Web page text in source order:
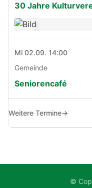
30 Jahre
Mi 02.09. 14:00
Gemeinde
Seniorencafé
Weitere Termine→
©